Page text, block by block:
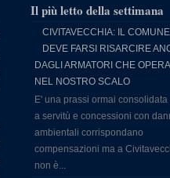
Il più letto della settimana
CIVITAVECCHIA: IL COMUNE
DEVE FARSI RISARCIRE
DAGLI ARMATORI CHE
NEL NOSTRO SCALO
E' una prassi ormai consolidata
a servitù e concessioni con
ambientali corrispondano
compensazioni ma a
non è...